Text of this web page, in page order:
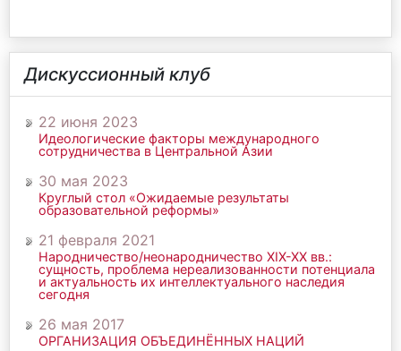
Дискуссионный клуб
22 июня 2023
Идеологические факторы международного
сотрудничества в Центральной Азии
30 мая 2023
Круглый стол «Ожидаемые результаты
образовательной реформы»
21 февраля 2021
Народничество/неонародничество ХIХ-ХХ вв.:
сущность, проблема нереализованности потенциала
и актуальность их интеллектуального наследия
сегодня
26 мая 2017
ОРГАНИЗАЦИЯ ОБЪЕДИНЁННЫХ НАЦИЙ